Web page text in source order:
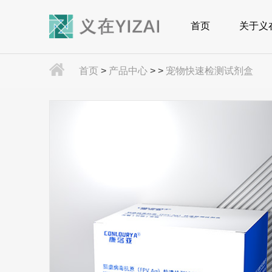
首页 关于义
首页> 产品中心> > 宠物快速检测试剂盒